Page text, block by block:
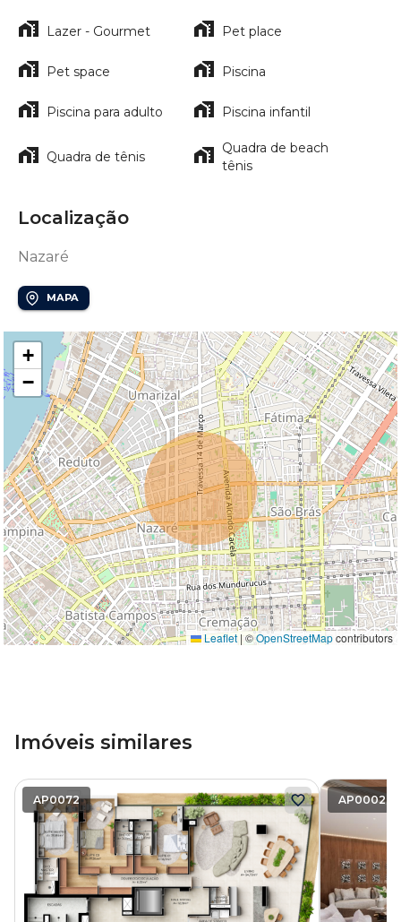
Lazer - Gourmet Pet place
Pet space Piscina
Piscina para adulto Piscina infantil
Quadra de tênis
Quadra de beach
tênis
Localização
Nazaré
MAPA
+
−
Leaflet | ©OpenStreetMapcontributors
Imóveis similares
AP0072 AP0002